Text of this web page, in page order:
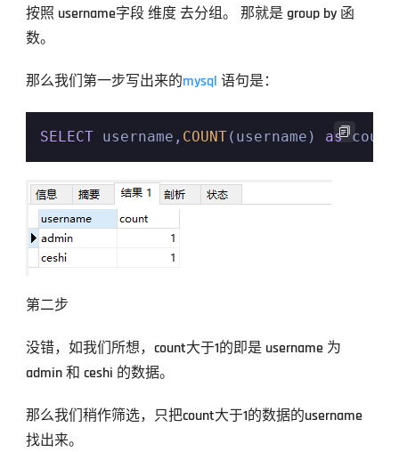
按照 username字段 维度 去分组。 那就是 group by 函
数。
那么我们第一步写出来的mysql 语句是：
SELECT username, COUNT(username) as
第二步
没错，如我们所想，count大于1的即是 username 为
admin 和 ceshi 的数据。
那么我们稍作筛选，只把count大于1的数据的username
找出来。